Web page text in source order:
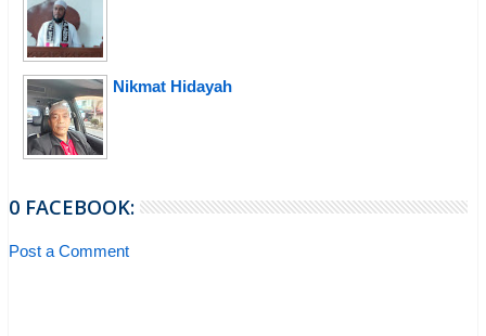
Nikmat Hidayah
0 FACEBOOK:
Post a Comment